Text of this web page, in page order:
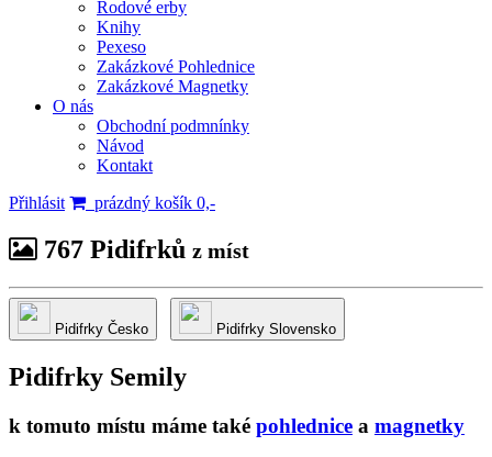
Rodové erby
Knihy
Pexeso
Zakázkové Pohlednice
Zakázkové Magnetky
O nás
Obchodní podmnínky
Návod
Kontakt
Přihlásit
prázdný košík 0,-
767 Pidifrků z míst
Pidifrky Česko Pidifrky Slovensko
Pidifrky Semily
k tomuto místu máme také pohlednice a magnetky